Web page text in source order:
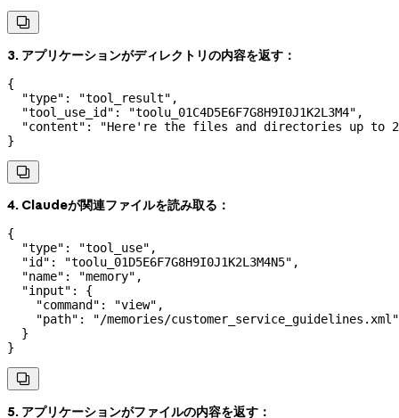

3. アプリケーションがディレクトリの内容を返す：
{
  "type"
: "tool_result" ,
  "tool_use_id"
: "toolu_01C4D5E6F7G8H9I0J1K2L3M4" ,
  "content"
:
"Here're the files and directories up to 2
}

4. Claudeが関連ファイルを読み取る：
{
  "type"
: "tool_use" ,
  "id"
: "toolu_01D5E6F7G8H9I0J1K2L3M4N5" ,
  "name"
: "memory" ,
  "input"
: {
    "command"
: "view" ,
    "path"
:
"/memories/customer_service_guidelines.xml"
  }
}

5. アプリケーションがファイルの内容を返す：